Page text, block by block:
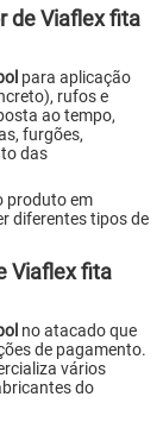
de Viaflex fita
para aplicação
rufos e
ao tempo,
furgões,
das
produto em
diferentes tipos de
Viaflex fita
no atacado que
de pagamento.
vários
do